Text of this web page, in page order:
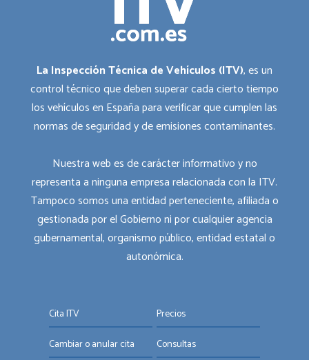
La Inspección Técnica de Vehículos (ITV), es un
control técnico que deben superar cada cierto tiempo
los vehículos en España para verificar que cumplen las
normas de seguridad y de emisiones contaminantes.
Nuestra web es de carácter informativo y no
representa a ninguna empresa relacionada con la ITV.
Tampoco somos una entidad perteneciente, afiliada o
gestionada por el Gobierno ni por cualquier agencia
gubernamental, organismo público, entidad estatal o
autonómica.
Cita ITV
Cambiar o anular cita
Precios
Consultas